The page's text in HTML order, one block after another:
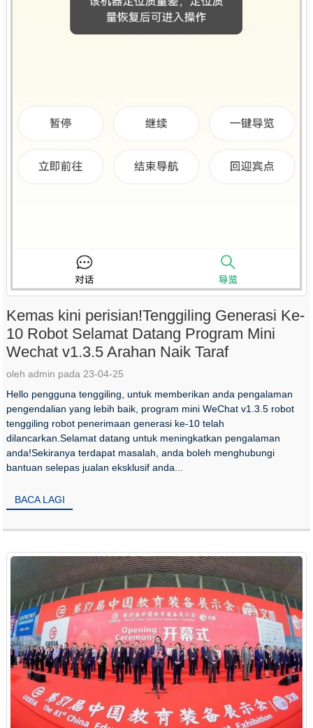
Kemas kini perisian!Tenggiling Generasi Ke-
10 Robot Selamat Datang Program Mini
Wechat v1.3.5 Arahan Naik Taraf
oleh admin pada 23-04-25
Hello pengguna tenggiling, untuk memberikan anda pengalaman
pengendalian yang lebih baik, program mini WeChat v1.3.5 robot
tenggiling robot penerimaan generasi ke-10 telah
dilancarkan.Selamat datang untuk meningkatkan pengalaman
anda!Sekiranya terdapat masalah, anda boleh menghubungi
bantuan selepas jualan eksklusif anda...
BACA LAGI